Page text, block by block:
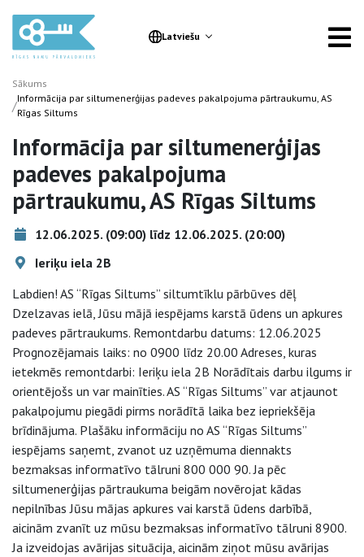
Latviešu
Sākums
/Informācija par siltumenerģijas padeves pakalpojuma pārtraukumu, AS
Rīgas Siltums
Informācija par siltumenerģijas
padeves pakalpojuma
pārtraukumu, AS Rīgas Siltums
12.06.2025. (09:00) līdz 12.06.2025. (20:00)
Ieriķu iela 2B
Labdien! AS “Rīgas Siltums” siltumtīklu pārbūves dēļ
Dzelzavas ielā, Jūsu mājā iespējams karstā ūdens un apkures
padeves pārtraukums. Remontdarbu datums: 12.06.2025
Prognozējamais laiks: no 0900 līdz 20.00 Adreses, kuras
ietekmēs remontdarbi: Ieriķu iela 2B Norādītais darbu ilgums ir
orientējošs un var mainīties. AS “Rīgas Siltums” var atjaunot
pakalpojumu piegādi pirms norādītā laika bez iepriekšēja
brīdinājuma. Plašāku informāciju no AS “Rīgas Siltums”
iespējams saņemt, zvanot uz uzņēmuma diennakts
bezmaksas informatīvo tālruni 800 000 90. Ja pēc
siltumenerģijas pārtraukuma beigām novērojat kādas
nepilnības Jūsu mājas apkures vai karstā ūdens darbībā,
aicinām zvanīt uz mūsu bezmaksas informatīvo tālruni 8900.
Ja izveidojas avārijas situācija, aicinām ziņot mūsu avārijas